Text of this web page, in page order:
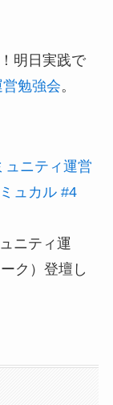
明日実践で
勉強会。
ュニティ運営
ュカル #4
ニティ運
ク）登壇し